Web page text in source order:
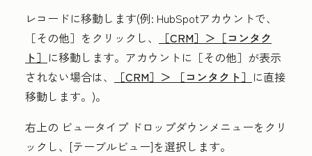
レコードに移動します(例: HubSpotアカウントで、
［その他］をクリックし、
［CRM］＞ ［コンタク
ト］ に移動します。アカウントに ［その他］が表示
されない場合は、
［CRM］＞ ［コンタクト］ に直接
移動します。)。
右上の ビュータイプ ドロップダウンメニューをクリ
ックし、[テーブルビュー]を選択します。